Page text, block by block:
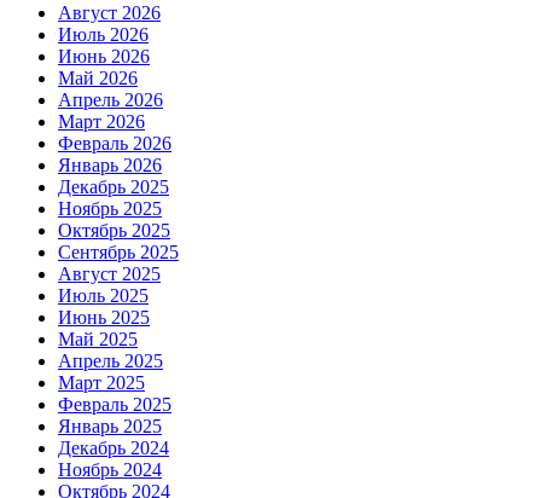
Август 2026
Июль 2026
Июнь 2026
Май 2026
Апрель 2026
Март 2026
Февраль 2026
Январь 2026
Декабрь 2025
Ноябрь 2025
Октябрь 2025
Сентябрь 2025
Август 2025
Июль 2025
Июнь 2025
Май 2025
Апрель 2025
Март 2025
Февраль 2025
Январь 2025
Декабрь 2024
Ноябрь 2024
Октябрь 2024